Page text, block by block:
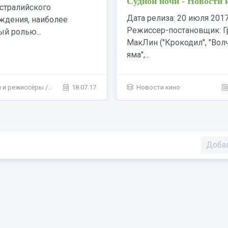
Брюс Бэннер,
в ярости в
монстра Халка, не...
28.03.15
актер австралийского
происхождения, наиболее
известный ролью...
Актёры и режиссёры